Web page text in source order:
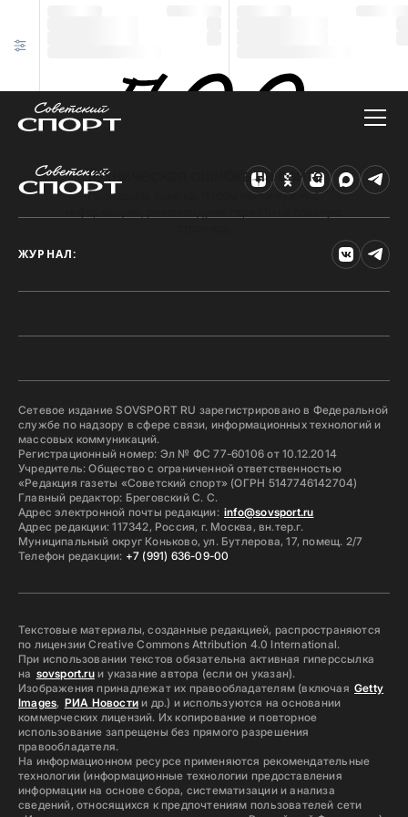
Техническая ошибка на сайте
Произошла ошибка. Чтобы найти нужную
ЖУРНАЛ:
Сетевое издание SOVSPORT RU зарегистрировано в Федеральной
службе по надзору в сфере связи, информационных технологий и
массовых коммуникаций.
Регистрационный номер: Эл № ФС 77-60106 от 10.12.2014
Учредитель: Общество с ограниченной ответственностью
«Редакция газеты «Советский спорт» (ОГРН 5147746142704)
Главный редактор: Бреговский С. С.
Адрес электронной почты редакции: info@sovsport.ru
Адрес редакции: 117342, Россия, г. Москва, вн.тер.г.
Муниципальный округ Коньково, ул. Бутлерова, 17, помещ. 2/7
Телефон редакции: +7 (991) 636-09-00
Текстовые материалы, созданные редакцией, распространяются
по лицензии Creative Commons Attribution 4.0 International.
При использовании текстов обязательна активная гиперссылка
на sovsport.ruи указание автора (если он указан).
Изображения принадлежат их правообладателям (включая Getty
Images, РИА Новостии др.) и используются на основании
коммерческих лицензий. Их копирование и повторное
использование запрещены без прямого разрешения
правообладателя.
На информационном ресурсе применяются рекомендательные
технологии (информационные технологии предоставления
информации на основе сбора, систематизации и анализа
сведений, относящихся к предпочтениям пользователей сети